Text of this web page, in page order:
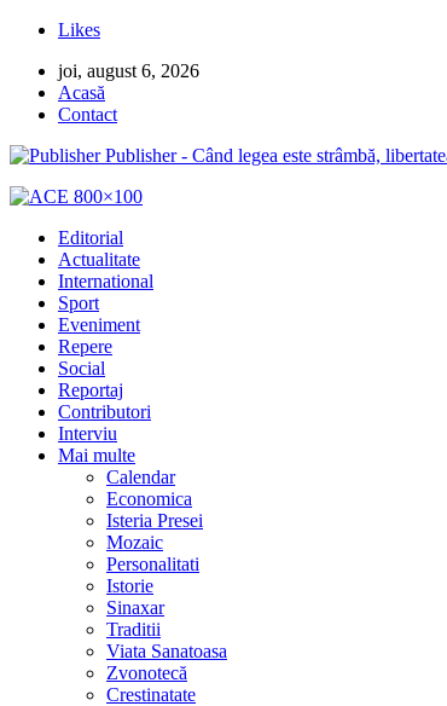
Likes
joi, august 6, 2026
Acasă
Contact
Publisher - Când legea este strâmbă,
Editorial
Actualitate
International
Sport
Eveniment
Repere
Social
Reportaj
Contributori
Interviu
Mai multe
Calendar
Economica
Isteria Presei
Mozaic
Personalitati
Istorie
Sinaxar
Traditii
Viata Sanatoasa
Zvonotecă
Crestinatate